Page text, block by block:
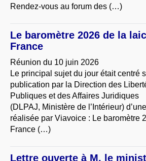
Rendez-vous au forum des (…)
Le baromètre 2026 de la
France
Réunion du 10 juin 2026
Le principal sujet du jour était centré
publication par la Direction des
Publiques et des Affaires Juridiques
(DLPAJ, Ministère de l’Intérieur)
réalisée par Viavoice : Le baromètre
France (…)
Lettre ouverte à M. le